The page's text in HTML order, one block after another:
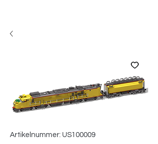
Artikelnummer: US100009